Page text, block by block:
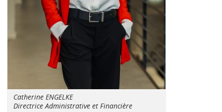
Catherine ENGELKE
Directrice Administrative et Financière